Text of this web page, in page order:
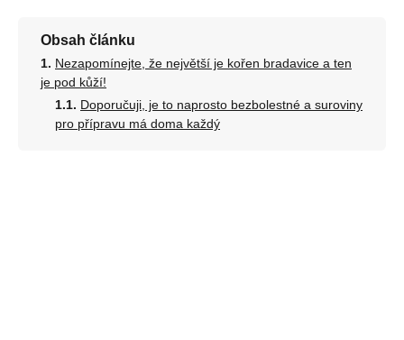
Obsah článku
Nezapomínejte, že největší je kořen bradavice a ten
je pod kůží!
Doporučuji, je to naprosto bezbolestné a suroviny
pro přípravu má doma každý